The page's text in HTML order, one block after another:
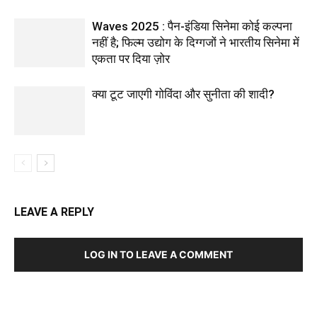
Waves 2025 : पैन-इंडिया सिनेमा कोई कल्पना
नहीं है; फिल्म उद्योग के दिग्गजों ने भारतीय सिनेमा में
एकता पर दिया ज़ोर
क्या टूट जाएगी गोविंदा और सुनीता की शादी?
LEAVE A REPLY
LOG IN TO LEAVE A COMMENT